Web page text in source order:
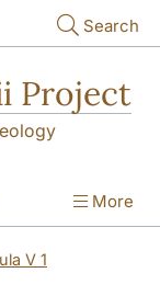
Search
Project
More
V 1